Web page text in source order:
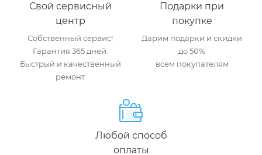
Свой сервисный
центр
Собственный сервис!
Гарантия 365 дней.
Быстрый и качественный
ремонт
Подарки при
покупке
Дарим подарки и скидки
до 50%
всем покупателям
Любой способ
оплаты